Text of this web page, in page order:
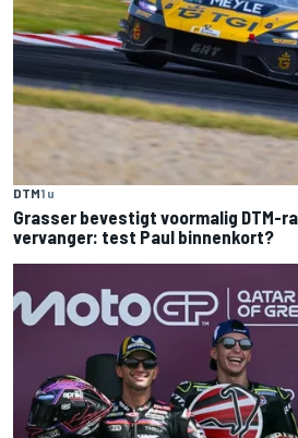
DTM1 u
Grasser bevestigt voormalig DTM-
vervanger: test Paul binnenkort?